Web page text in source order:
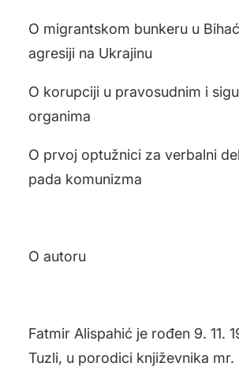
O migrantskom bunkeru u
agresiji na Ukrajinu
O korupciji u pravosudnim i
organima
O prvoj optužnici za verbalni
pada komunizma
O autoru
Fatmir Alispahić je rođen 9. 11.
Tuzli, u porodici književnika mr.